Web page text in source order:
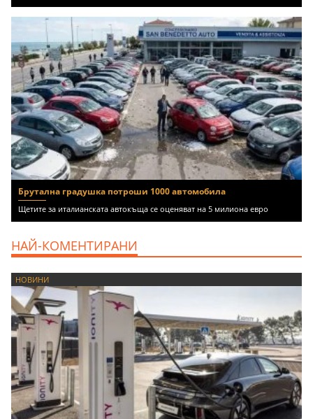
Брутална градушка потроши 1000 автомобила
Щетите за италианската автокъща се оценяват на 5 милиона евро
НАЙ-КОМЕНТИРАНИ
НОВИНИ